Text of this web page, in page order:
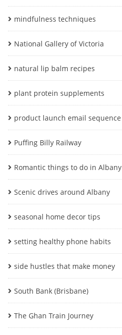
mindfulness techniques
National Gallery of Victoria
natural lip balm recipes
plant protein supplements
product launch email sequence
Puffing Billy Railway
Romantic things to do in Albany
Scenic drives around Albany
seasonal home decor tips
setting healthy phone habits
side hustles that make money
South Bank (Brisbane)
The Ghan Train Journey